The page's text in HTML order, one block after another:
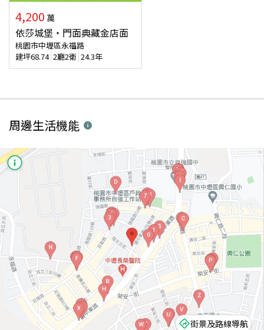
4,200 萬
依莎城堡・門面典藏金店面
桃園市中壢區永福路
建坪68.74 2廳2衛 24.3年
周邊生活機能
街景及路線導航